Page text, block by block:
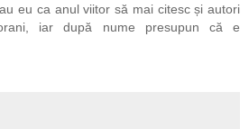
eu ca anul viitor să mai citesc și autori
iar după nume presupun că e